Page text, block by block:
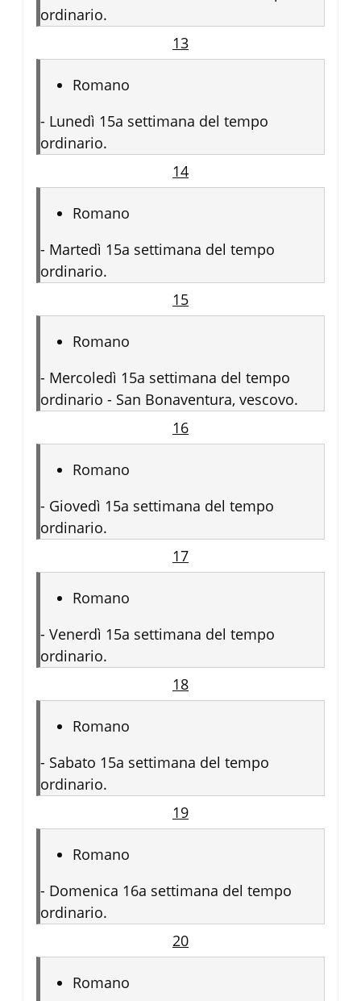
ordinario.
13
Romano
- Lunedì 15a settimana del tempo
ordinario.
14
Romano
- Martedì 15a settimana del tempo
ordinario.
15
Romano
- Mercoledì 15a settimana del tempo
ordinario - San Bonaventura, vescovo.
16
Romano
- Giovedì 15a settimana del tempo
ordinario.
17
Romano
- Venerdì 15a settimana del tempo
ordinario.
18
Romano
- Sabato 15a settimana del tempo
ordinario.
19
Romano
- Domenica 16a settimana del tempo
ordinario.
20
Romano